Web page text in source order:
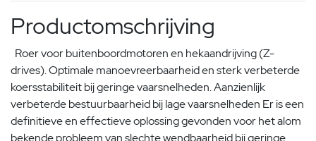
Productomschrijving
Roer voor buitenboordmotoren en hekaandrijving (Z-
drives). Optimale manoevreerbaarheid en sterk verbeterde
koersstabiliteit bij geringe vaarsnelheden. Aanzienlijk
verbeterde bestuurbaarheid bij lage vaarsnelheden Er is een
definitieve en effectieve oplossing gevonden voor het alom
bekende probleem van slechte wendbaarheid bij geringe